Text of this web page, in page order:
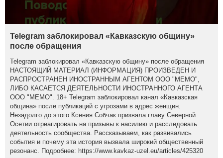
Telegram заблокировал «Кавказскую общину»
после обращения
Telegram заблокировал «Кавказскую общину» после обращения
НАСТОЯЩИЙ МАТЕРИАЛ (ИНФОРМАЦИЯ) ПРОИЗВЕДЕН И
РАСПРОСТРАНЕН ИНОСТРАННЫМ АГЕНТОМ ООО "МЕМО",
ЛИБО КАСАЕТСЯ ДЕЯТЕЛЬНОСТИ ИНОСТРАННОГО АГЕНТА
ООО "МЕМО". 18+ Telegram заблокировал канал «Кавказская
община» после публикаций с угрозами в адрес женщин.
Незадолго до этого Ксения Собчак призвала главу Северной
Осетии отреагировать на призывы к насилию и расследовать
деятельность сообщества. Рассказываем, как развивались
события и почему эта история вызвала широкий общественный
резонанс. Подробнее: https://www.kavkaz-uzel.eu/articles/425320